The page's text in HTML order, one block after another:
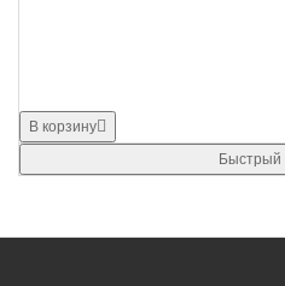
В корзину
Быстрый